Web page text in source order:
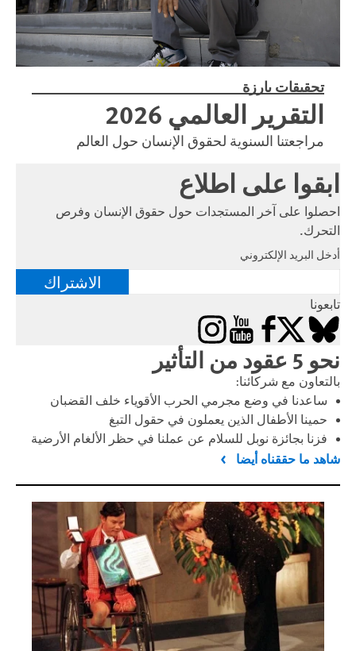
تحقيقات بارزة
التقرير العالمي 2026
مراجعتنا السنوية لحقوق الإنسان حول العالم
ابقوا على اطلاع
احصلوا على آخر المستجدات حول حقوق الإنسان وفرص
التحرك.
أدخل البريد الإلكتروني
الاشتراك
تابعونا
Bluesky
X
Facebook
YouTube
Instagram
نحو 5 عقود من التأثير
بالتعاون مع شركائنا:
ساعدنا في وضع مجرمي الحرب الأقوياء خلف القضبان
حمينا الأطفال الذين يعملون في حقول التبغ
فزنا بجائزة نوبل للسلام عن عملنا في حظر الألغام الأرضية
شاهد ما حققناه أيضا